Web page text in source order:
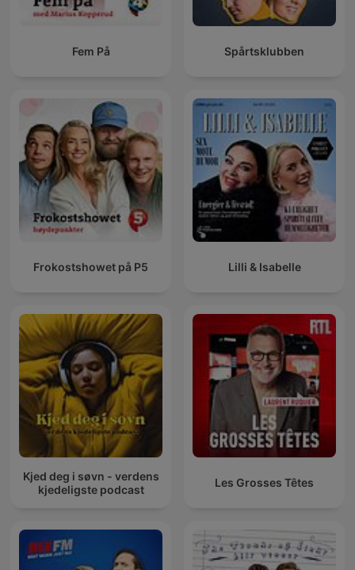
Fem På Spårtsklubben
Frokostshowet på P5 Lilli & Isabelle
Kjed deg i søvn - verdens
kjedeligste podcast
Les Grosses Têtes